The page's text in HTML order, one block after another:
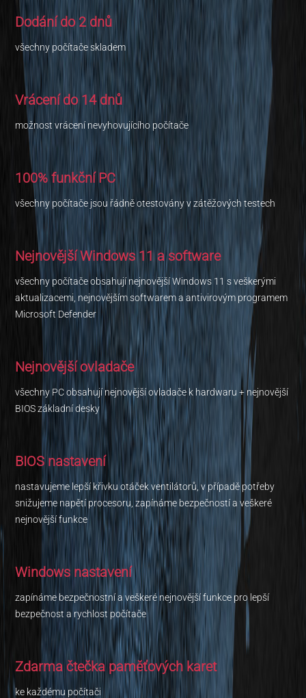
Dodání do 2 dnů
všechny počítače skladem
Vrácení do 14 dnů
možnost vrácení nevyhovujícího počítače
100% funkční PC
všechny počítače jsou řádně otestovány v zátěžových testech
Nejnovější Windows 11 a software
všechny počítače obsahují nejnovější Windows 11 s veškerými
aktualizacemi, nejnovějším softwarem a antivirovým programem
Microsoft Defender
Nejnovější ovladače
všechny PC obsahují nejnovější ovladače k hardwaru + nejnovější
BIOS základní desky
BIOS nastavení
nastavujeme lepší křivku otáček ventilátorů, v případě potřeby
snižujeme napětí procesoru, zapínáme bezpečností a veškeré
nejnovější funkce
Windows nastavení
zapínáme bezpečnostní a veškeré nejnovější funkce pro lepší
bezpečnost a rychlost počítače
Zdarma čtečka paměťových karet
ke každému počítači